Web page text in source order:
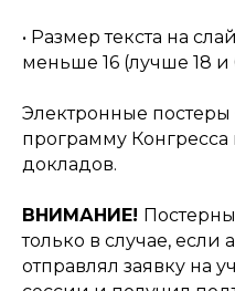
• Размер текста на
меньше 16 (лучше 18 и
Электронные
программу Конгресса
докладов.
ВНИМАНИЕ!
только в случае,
отправлял заявку на